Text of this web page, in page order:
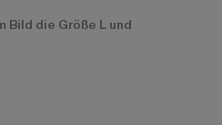
Bild die Größe L und